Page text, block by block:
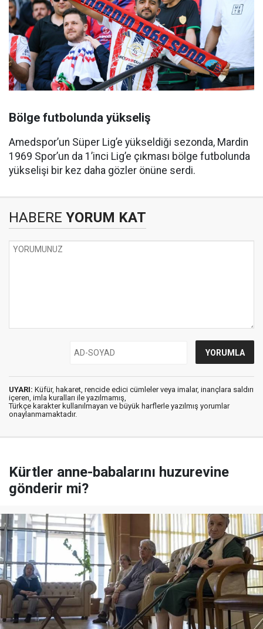
Bölge futbolunda yükseliş
Amedspor’un Süper Lig’e yükseldiği sezonda, Mardin
1969 Spor’un da 1’inci Lig’e çıkması bölge futbolunda
yükselişi bir kez daha gözler önüne serdi.
HABERE YORUM KAT
UYARI: Küfür, hakaret, rencide edici cümleler veya imalar, inançlara saldırı
içeren, imla kuralları ile yazılmamış,
Türkçe karakter kullanılmayan ve büyük harflerle yazılmış yorumlar
onaylanmamaktadır.
Kürtler anne-babalarını huzurevine
gönderir mi?